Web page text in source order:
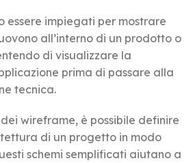
essere impiegati per mostrare
all’interno di un prodotto o
di visualizzare la
prima di passare alla
tecnica.
wireframe, è possibile definire
di un progetto in modo
schemi semplificati aiutano a